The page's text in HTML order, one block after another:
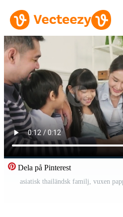
Dela på Pinterest